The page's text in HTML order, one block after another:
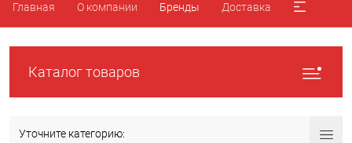
Главная О компании Бренды Доставка
Каталог товаров
Уточните категорию: